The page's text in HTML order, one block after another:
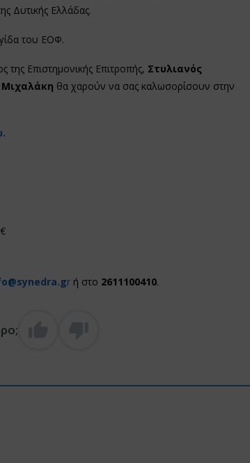
Δυτικής Ελλάδας.
του ΕΟΦ.
της Επιστημονικής Επιτροπής, Στυλιανός
θα χαρούν να σας καλωσορίσουν στην
rή στο 2611100410.